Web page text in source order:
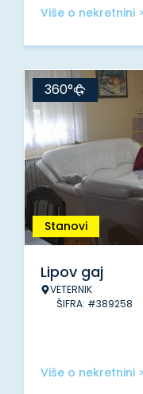
Više o nekretnini >
Stanovi
360°
Lipov gaj
VETERNIK
ŠIFRA: #389258
Više o nekretnini >